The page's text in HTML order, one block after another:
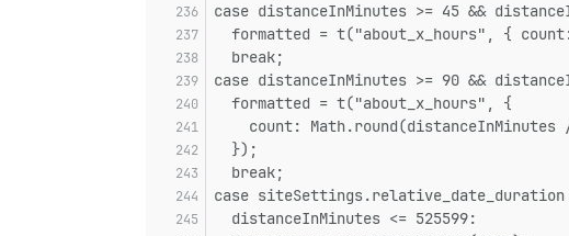
case distanceInMinutes >= 45 &&
formatted = t("about_x_hours", {
  break;
case distanceInMinutes >= 90 &&
  formatted = t("about_x_hours", {
count: Math.round(distanceInMinutes
  });
  break;
case siteSettings.relative_date_duration
  distanceInMinutes <= 525599: